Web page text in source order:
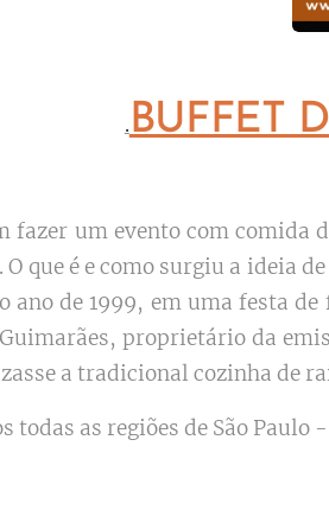
.BUFFET
fazer um evento com comida
O que é e como surgiu a ideia
ano de 1999, em uma festa
proprietário da
a tradicional cozinha de
todas as regiões de São